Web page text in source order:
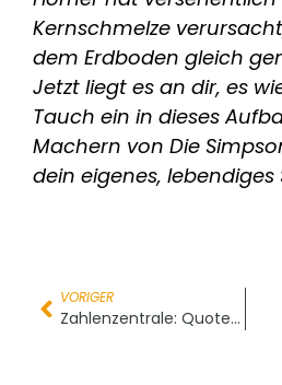
Kernschmelze
dem Erdboden gleich
Jetzt liegt es an dir, es
Tauch ein in dieses
Machern von Die
dein eigenes, lebendiges
VORIGER
Zahlenzentrale: Quoten Global Clowning